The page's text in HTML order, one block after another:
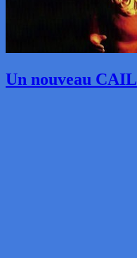
Un nouveau